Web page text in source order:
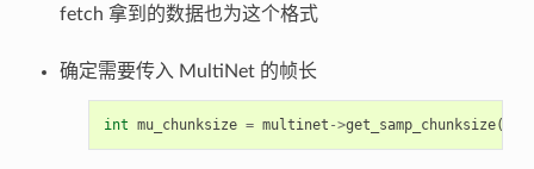
fetch 拿到的数据也为这个格式
确定需要传入 MultiNet 的帧长
int mu_chunksize = multinet ->get_samp_chunksize(